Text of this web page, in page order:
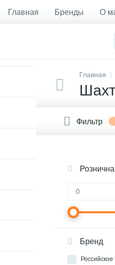
Главная Бренды О
Главная
Фильтр
Бренд